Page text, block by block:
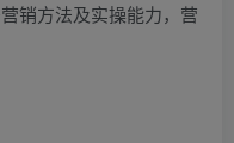
销方法及实操能力，营